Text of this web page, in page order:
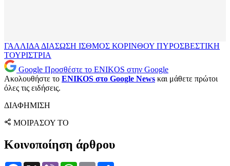
ΓΑΛΛΙΔΑ ΔΙΑΣΩΣΗ ΙΣΘΜΟΣ ΚΟΡΙΝΘΟΥ ΠΥΡΟΣΒΕΣΤΙΚΗ
ΤΟΥΡΙΣΤΡΙΑ
Google Προσθέστε το ENIKOS στην Google
Ακολουθήστε το ENIKOS στο Google News και μάθετε πρώτοι
όλες τις ειδήσεις.
ΔΙΑΦΗΜΙΣΗ
ΜΟΙΡΑΣΟΥ ΤΟ
Κοινοποίηση άρθρου